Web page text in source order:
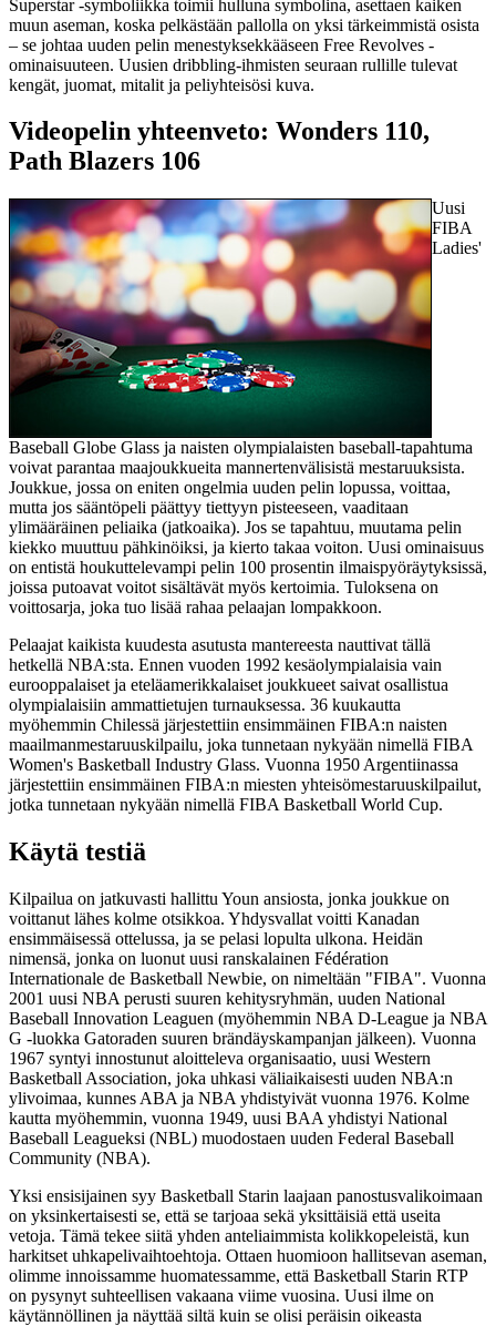
Superstar -symboliikka toimii hulluna symbolina, asettaen kaiken
muun aseman, koska pelkästään pallolla on yksi tärkeimmistä osista
– se johtaa uuden pelin menestyksekkääseen Free Revolves -
ominaisuuteen. Uusien dribbling-ihmisten seuraan rullille tulevat
kengät, juomat, mitalit ja peliyhteisösi kuva.
Videopelin yhteenveto: Wonders 110,
Path Blazers 106
Uusi
FIBA ​​
Ladies'
Baseball Globe Glass ja naisten olympialaisten baseball-tapahtuma
voivat parantaa maajoukkueita mannertenvälisistä mestaruuksista.
Joukkue, jossa on eniten ongelmia uuden pelin lopussa, voittaa,
mutta jos sääntöpeli päättyy tiettyyn pisteeseen, vaaditaan
ylimääräinen peliaika (jatkoaika). Jos se tapahtuu, muutama pelin
kiekko muuttuu pähkinöiksi, ja kierto takaa voiton. Uusi ominaisuus
on entistä houkuttelevampi pelin 100 prosentin ilmaispyöräytyksissä,
joissa putoavat voitot sisältävät myös kertoimia. Tuloksena on
voittosarja, joka tuo lisää rahaa pelaajan lompakkoon.
Pelaajat kaikista kuudesta asutusta mantereesta nauttivat tällä
hetkellä NBA:sta. Ennen vuoden 1992 kesäolympialaisia ​​vain
eurooppalaiset ja eteläamerikkalaiset joukkueet saivat osallistua
olympialaisiin ammattietujen turnauksessa. 36 kuukautta
myöhemmin Chilessä järjestettiin ensimmäinen FIBA:n naisten
maailmanmestaruuskilpailu, joka tunnetaan nykyään nimellä FIBA ​​
Women's Basketball Industry Glass. Vuonna 1950 Argentiinassa
järjestettiin ensimmäinen FIBA:n miesten yhteisömestaruuskilpailut,
jotka tunnetaan nykyään nimellä FIBA ​​Basketball World Cup.
Käytä testiä
Kilpailua on jatkuvasti hallittu Youn ansiosta, jonka joukkue on
voittanut lähes kolme otsikkoa. Yhdysvallat voitti Kanadan
ensimmäisessä ottelussa, ja se pelasi lopulta ulkona. Heidän
nimensä, jonka on luonut uusi ranskalainen Fédération
Internationale de Basketball Newbie, on nimeltään "FIBA". Vuonna
2001 uusi NBA perusti suuren kehitysryhmän, uuden National
Baseball Innovation Leaguen (myöhemmin NBA D-League ja NBA
G -luokka Gatoraden suuren brändäyskampanjan jälkeen). Vuonna
1967 syntyi innostunut aloitteleva organisaatio, uusi Western
Basketball Association, joka uhkasi väliaikaisesti uuden NBA:n
ylivoimaa, kunnes ABA ja NBA yhdistyivät vuonna 1976. Kolme
kautta myöhemmin, vuonna 1949, uusi BAA yhdistyi National
Baseball Leagueksi (NBL) muodostaen uuden Federal Baseball
Community (NBA).
Yksi ensisijainen syy Basketball Starin laajaan panostusvalikoimaan
on yksinkertaisesti se, että se tarjoaa sekä yksittäisiä että useita
vetoja. Tämä tekee siitä yhden anteliaimmista kolikkopeleistä, kun
harkitset uhkapelivaihtoehtoja. Ottaen huomioon hallitsevan aseman,
olimme innoissamme huomatessamme, että Basketball Starin RTP
on pysynyt suhteellisen vakaana viime vuosina. Uusi ilme on
käytännöllinen ja näyttää siltä kuin se olisi peräisin oikeasta